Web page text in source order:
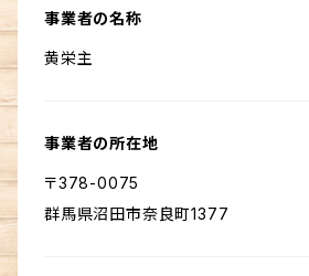
事業者の名称
黄栄主
事業者の所在地
〒378-0075
群馬県沼田市奈良町1377